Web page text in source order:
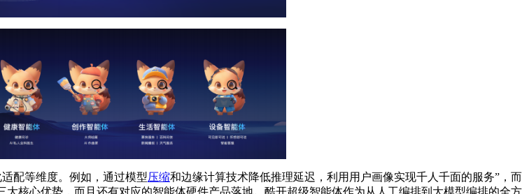
配等维度。例如，通过模型压缩和边缘计算技术降低推理延迟，利用用户画像实现千人千面的服务”，而
核心优势，而且还有对应的智能体硬件产品落地。酷开超级智能体作为从人工编排到大模型编排的全方